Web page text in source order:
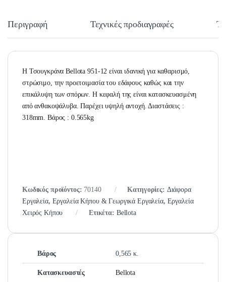
Περιγραφή Τεχνικές προδιαγραφές
H Τσουγκράνα Bellota 951-12 είναι ιδανική για καθαρισμό,
στρώσιμο, την προετοιμασία του εδάφους καθώς και την
επικάλυψη των σπόρων. Η κεφαλή της είναι κατασκευασμένη
από ανθακοψάλυβα. Παρέχει υψηλή αντοχή. Διαστάσεις :
318mm. Βάρος : 0.565kg
Κωδικός προϊόντος: 70140 Κατηγορίες: Διάφορα
Εργαλεία, Εργαλεία Κήπου & Γεωργικά Εργαλεία, Εργαλεία
Χειρός Κήπου
Ετικέτα: Bellota
Βάρος 0,565 κ.
Κατασκευαστές Bellota